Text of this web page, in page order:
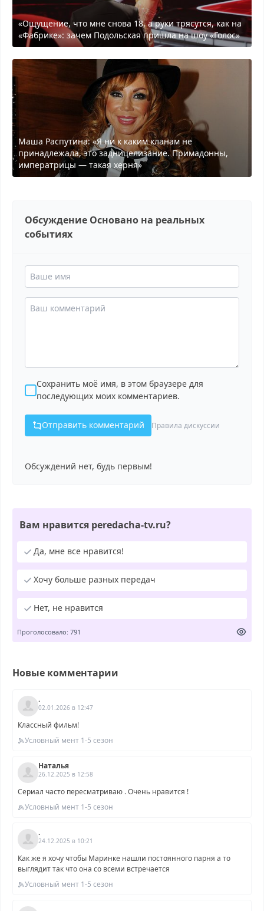
«Ощущение, что мне снова 18, а руки трясутся, как на
«Фабрике»: зачем Подольская пришла на шоу «Голос»
Маша Распутина: «Я ни к каким кланам не
принадлежала, это задницелизание. Примадонны,
императрицы — такая херня»
Обсуждение Основано на реальных
событиях
Сохранить моё имя, в этом браузере для
последующих моих комментариев.
Отправить комментарий Правила дискуссии
Обсуждений нет, будь первым!
Вам нравится peredacha-tv.ru?
Да, мне все нравится!
Хочу больше разных передач
Нет, не нравится
Проголосовало: 791
Новые комментарии
.
02.01.2026 в 12:47
Классный фильм!
Условный мент 1-5 сезон
Наталья
26.12.2025 в 12:58
Сериал часто пересматриваю . Очень нравится !
Условный мент 1-5 сезон
.
24.12.2025 в 10:21
Как же я хочу чтобы Маринке нашли постоянного парня а то
выглядит так что она со всеми встречается
Условный мент 1-5 сезон